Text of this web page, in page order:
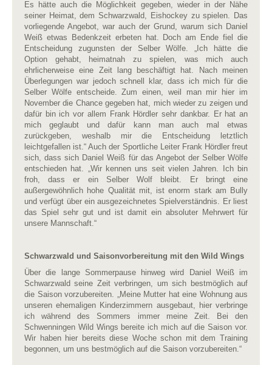
Es hätte auch die Möglichkeit gegeben, wieder in der Nähe
seiner Heimat, dem Schwarzwald, Eishockey zu spielen. Das
vorliegende Angebot, war auch der Grund, warum sich Daniel
Weiß etwas Bedenkzeit erbeten hat. Doch am Ende fiel die
Entscheidung zugunsten der Selber Wölfe. „Ich hätte die
Option gehabt, heimatnah zu spielen, was mich auch
ehrlicherweise eine Zeit lang beschäftigt hat. Nach meinen
Überlegungen war jedoch schnell klar, dass ich mich für die
Selber Wölfe entscheide. Zum einen, weil man mir hier im
November die Chance gegeben hat, mich wieder zu zeigen und
dafür bin ich vor allem Frank Hördler sehr dankbar. Er hat an
mich geglaubt und dafür kann man auch mal etwas
zurückgeben, weshalb mir die Entscheidung letztlich
leichtgefallen ist.“ Auch der Sportliche Leiter Frank Hördler freut
sich, dass sich Daniel Weiß für das Angebot der Selber Wölfe
entschieden hat. „Wir kennen uns seit vielen Jahren. Ich bin
froh, dass er ein Selber Wolf bleibt. Er bringt eine
außergewöhnlich hohe Qualität mit, ist enorm stark am Bully
und verfügt über ein ausgezeichnetes Spielverständnis. Er liest
das Spiel sehr gut und ist damit ein absoluter Mehrwert für
unsere Mannschaft.“
Schwarzwald und Saisonvorbereitung mit den Wild Wings
Über die lange Sommerpause hinweg wird Daniel Weiß im
Schwarzwald seine Zeit verbringen, um sich bestmöglich auf
die Saison vorzubereiten. „Meine Mutter hat eine Wohnung aus
unseren ehemaligen Kinderzimmern ausgebaut, hier verbringe
ich während des Sommers immer meine Zeit. Bei den
Schwenningen Wild Wings bereite ich mich auf die Saison vor.
Wir haben hier bereits diese Woche schon mit dem Training
begonnen, um uns bestmöglich auf die Saison vorzubereiten.“